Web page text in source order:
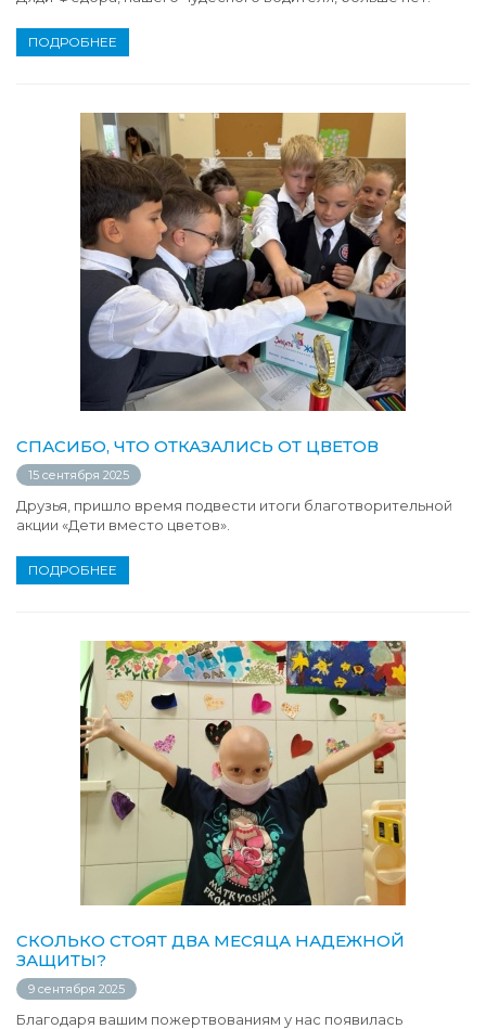
ПОДРОБНЕЕ
СПАСИБО, ЧТО ОТКАЗАЛИСЬ ОТ ЦВЕТОВ
15 сентября 2025
Друзья, пришло время подвести итоги благотворительной
акции «Дети вместо цветов».
ПОДРОБНЕЕ
СКОЛЬКО СТОЯТ ДВА МЕСЯЦА НАДЕЖНОЙ
ЗАЩИТЫ?
9 сентября 2025
Благодаря вашим пожертвованиям у нас появилась